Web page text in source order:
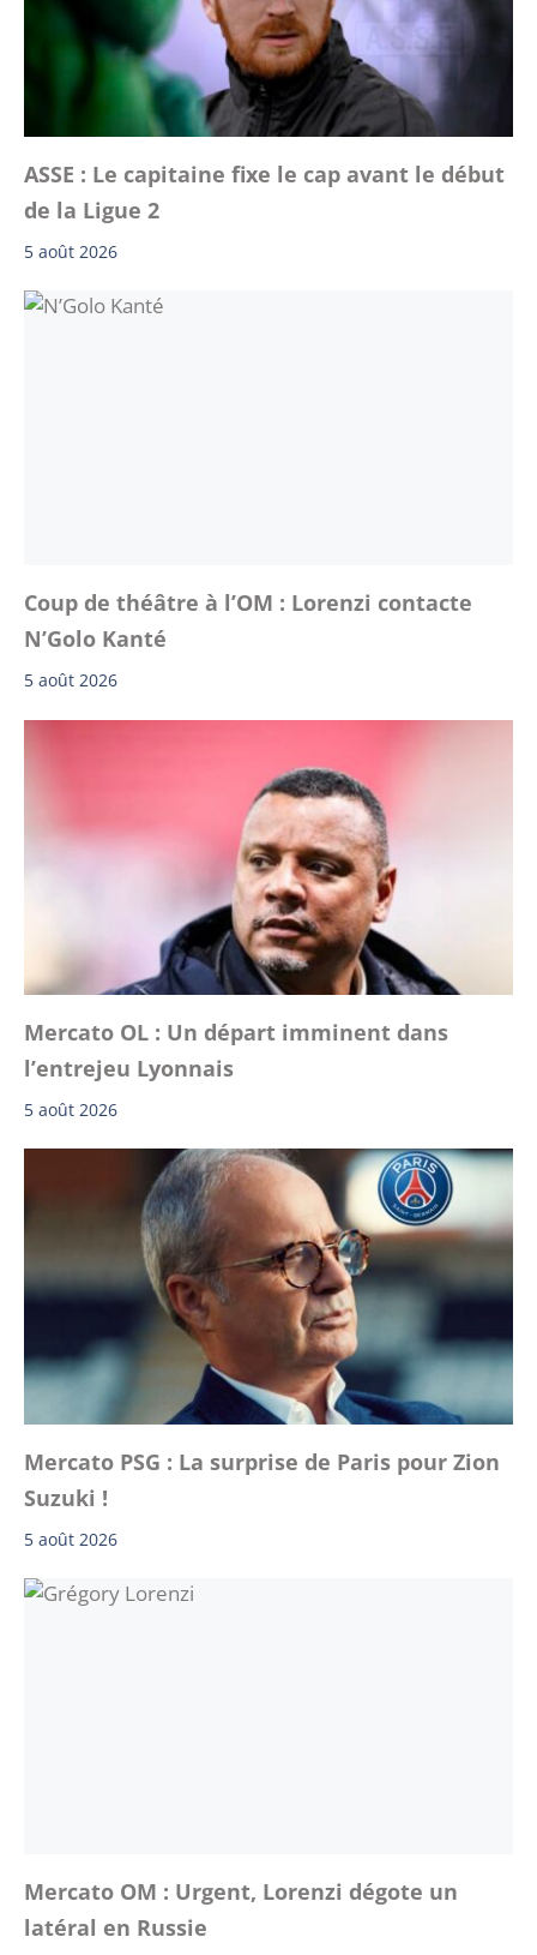
ASSE : Le capitaine fixe le cap avant le début
de la Ligue 2
5 août 2026
Coup de théâtre à l’OM : Lorenzi contacte
N’Golo Kanté
5 août 2026
Mercato OL : Un départ imminent dans
l’entrejeu Lyonnais
5 août 2026
Mercato PSG : La surprise de Paris pour Zion
Suzuki !
5 août 2026
Mercato OM : Urgent, Lorenzi dégote un
latéral en Russie